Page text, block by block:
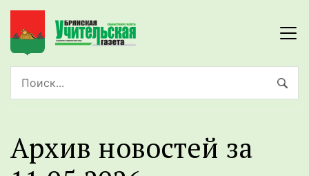
Архив новостей за